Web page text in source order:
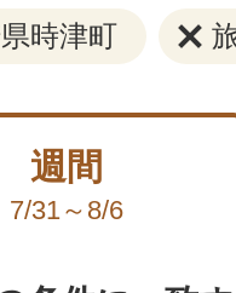
時津町
週間
7/31～8/6